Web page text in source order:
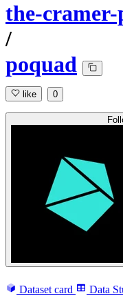
the-
/
poquad
like 0
Dataset card Data